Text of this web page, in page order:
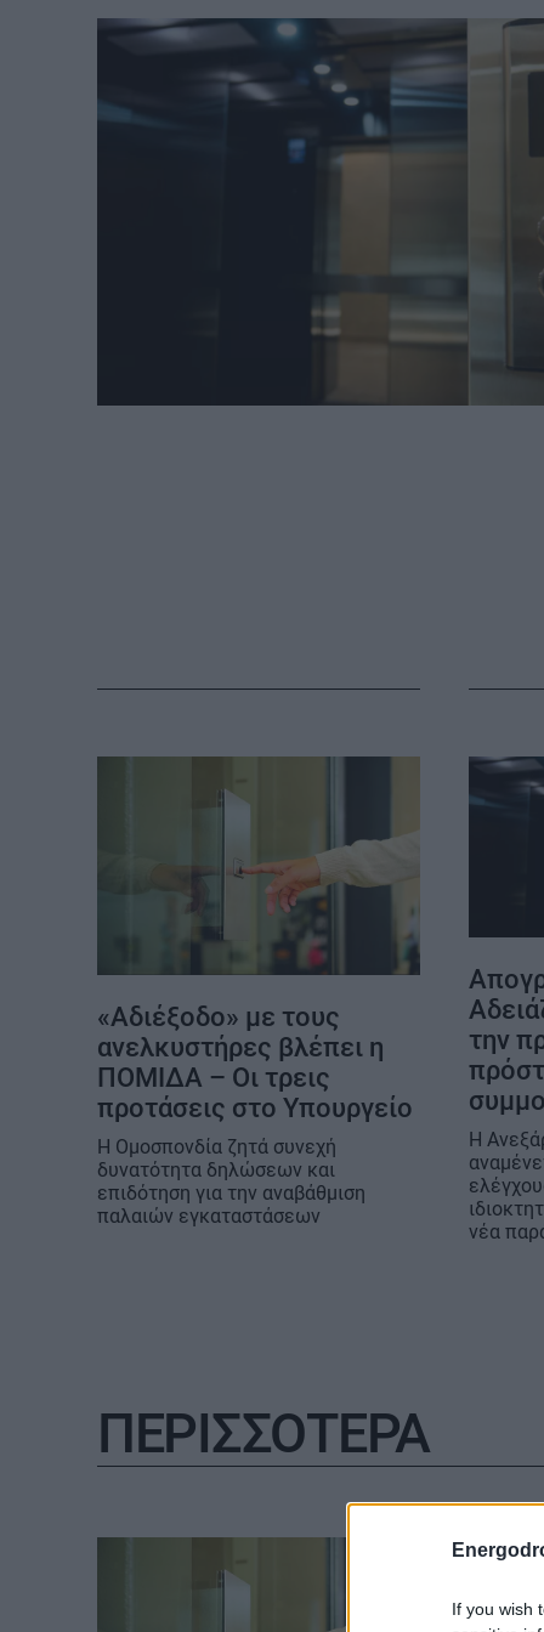
If you wish
REAL ESTATE
ΠΕΡΙΒΑΛΛΟΝ
ΜΕΤΑΦΟΡΕΣ -
«Αδιέξοδο» με τους
ανελκυστήρες βλέπει η
ΠΟΜΙΔΑ – Οι τρεις
προτάσεις στο Υπουργείο
Η Ομοσπονδία ζητά συνεχή
δυνατότητα δηλώσεων και
επιδότηση για την αναβάθμιση
παλαιών εγκαταστάσεων
την
Η
νέα
ΠΕΡΙΣΣΟΤΕΡΑ